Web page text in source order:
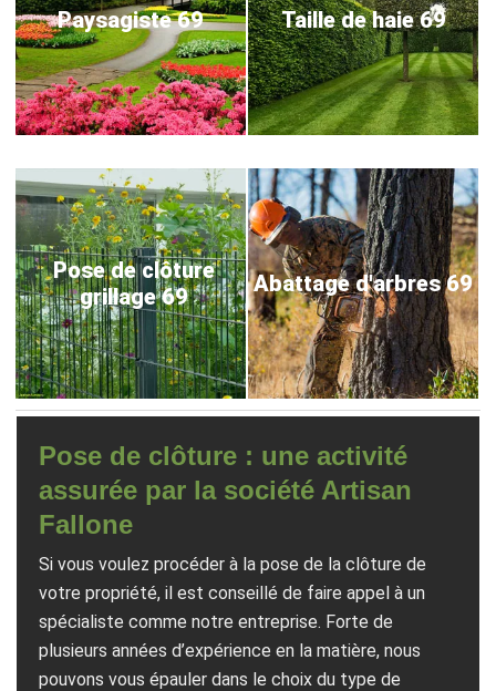
Paysagiste 69 Taille de haie 69
Pose de clôture
grillage 69
Abattage d'arbres 69
Pose de clôture : une activité
assurée par la société Artisan
Fallone
Si vous voulez procéder à la pose de la clôture de
votre propriété, il est conseillé de faire appel à un
spécialiste comme notre entreprise. Forte de
plusieurs années d’expérience en la matière, nous
pouvons vous épauler dans le choix du type de